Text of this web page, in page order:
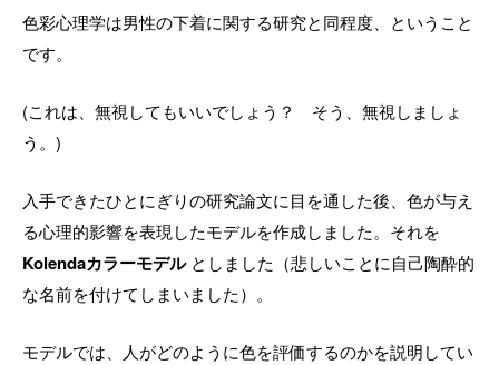
色彩心理学は男性の下着に関する研究と同程度、ということ
です。
(これは、無視してもいいでしょう？ そう、無視しましょ
う。)
入手できたひとにぎりの研究論文に目を通した後、色が与え
る心理的影響を表現したモデルを作成しました。それを
Kolendaカラーモデルとしました（悲しいことに自己陶酔的
な名前を付けてしまいました）。
モデルでは、人がどのように色を評価するのかを説明してい